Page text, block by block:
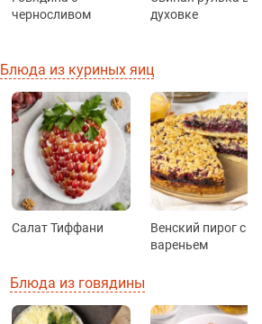
черносливом
духовке
Блюда из куриных яиц
Салат Тиффани
Венский пирог с
вареньем
Блюда из говядины